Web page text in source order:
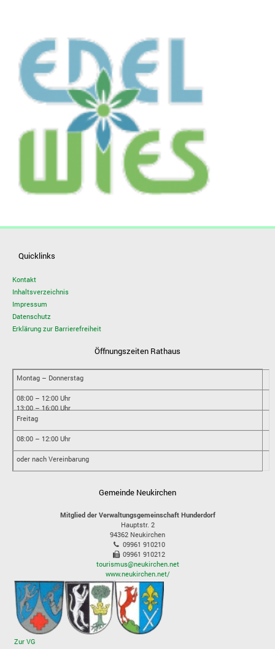
Quicklinks
Kontakt
Inhaltsverzeichnis
Impressum
Datenschutz
Erklärung zur Barrierefreiheit
Öffnungszeiten Rathaus
Montag – Donnerstag
08:00 – 12:00 Uhr
13:00 – 16:00 Uhr
Freitag
08:00 – 12:00 Uhr
oder nach Vereinbarung
Gemeinde Neukirchen
Mitglied der Verwaltungsgemeinschaft Hunderdorf
Hauptstr. 2
94362 Neukirchen
09961 910210
09961 910212
tourismus@neukirchen.net
www.neukirchen.net/
Zur VG